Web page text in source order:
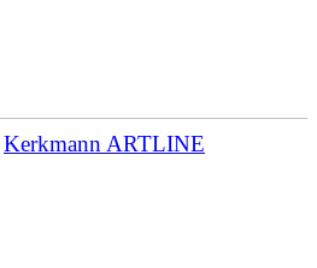
Kerkmann ARTLINE